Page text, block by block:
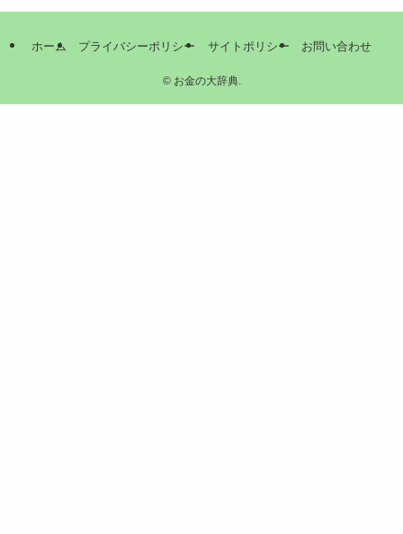
ホーム プライバシーポリシー サイトポリシー お問い合わせ
©お金の大辞典.